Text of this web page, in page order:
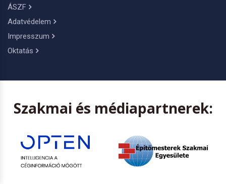
ÁSZF
Adatvédelem
Impresszum
Oktatás
Szakmai és médiapartnerek: